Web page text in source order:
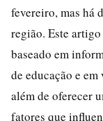
fevereiro, mas há
região. Este
baseado em
de educação e
além de oferecer
fatores que